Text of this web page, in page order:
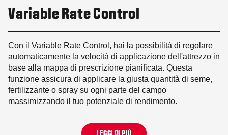
Variable Rate Control
Con il Variable Rate Control, hai la possibilità di regolare
automaticamente la velocità di applicazione dell'attrezzo in
base alla mappa di prescrizione pianificata. Questa
funzione assicura di applicare la giusta quantità di seme,
fertilizzante o spray su ogni parte del campo
massimizzando il tuo potenziale di rendimento.